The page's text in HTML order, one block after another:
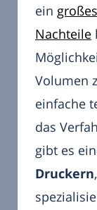
ein
Nachteile
Volumen
einfache
das
gibt es
Druckern